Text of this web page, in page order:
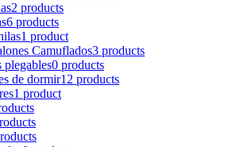
2 products
6 products
1 product
Camuflados3 products
plegables0 products
de dormir12 products
1 product